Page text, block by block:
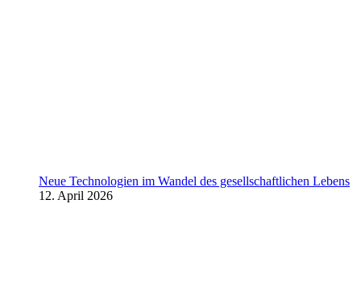
Neue Technologien im Wandel des gesellschaftlichen Lebens
12. April 2026